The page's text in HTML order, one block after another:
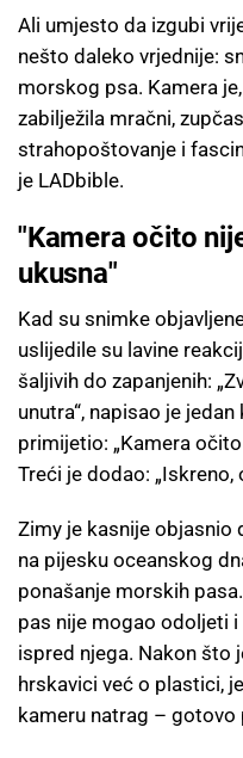
Ali umjesto da izgubi
nešto daleko vrjednije:
morskog psa. Kamera
zabilježila mračni,
strahopoštovanje i
je LADbible.
"Kamera očito
ukusna"
Kad su snimke
uslijedile su lavine
šaljivih do zapanjenih:
unutra“, napisao je
primijetio: „Kamera
Treći je dodao: „Iskreno,
Zimy je kasnije objasnio
na pijesku oceanskog
ponašanje morskih
pas nije mogao odoljeti
ispred njega. Nakon što
hrskavici već o plastici,
kameru natrag – gotovo